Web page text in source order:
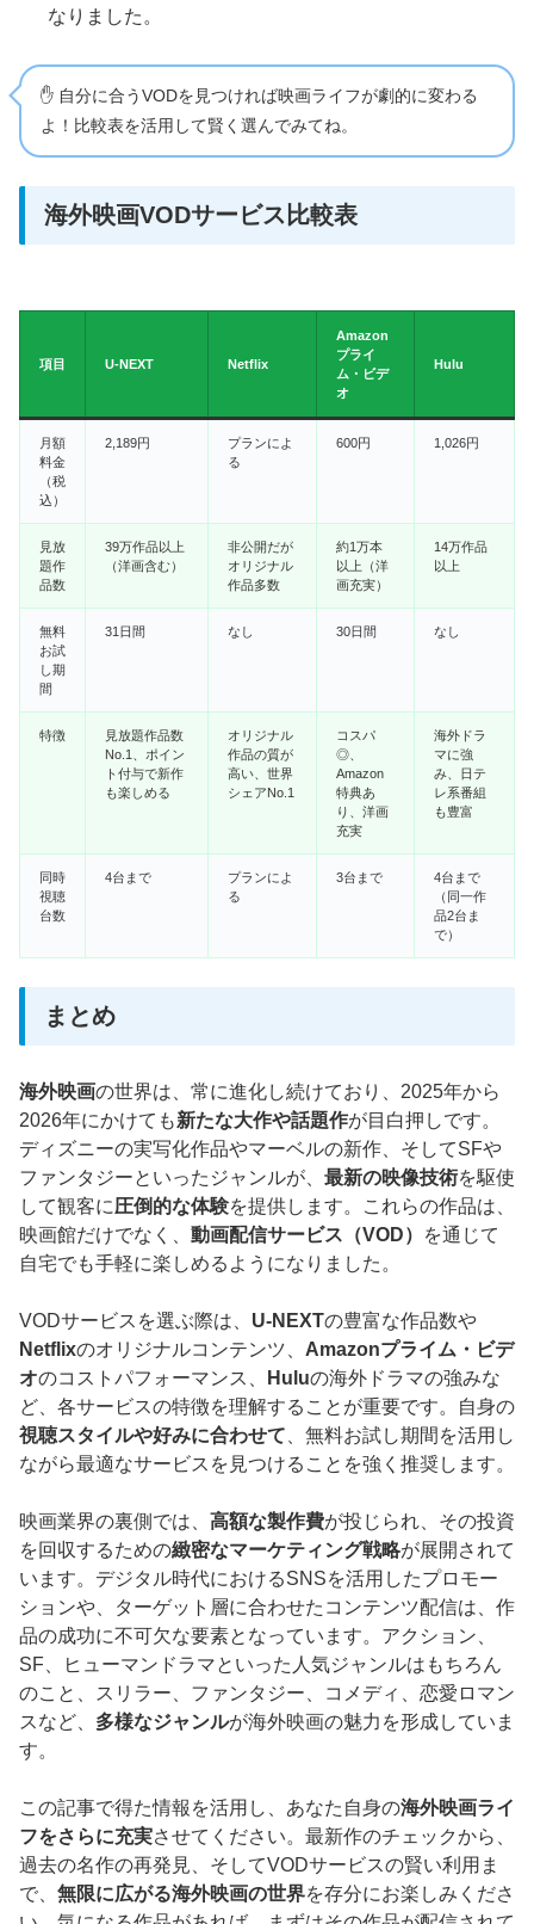
なりました。
✋ 自分に合うVODを見つければ映画ライフが劇的に変わる
よ！比較表を活用して賢く選んでみてね。
海外映画VODサービス比較表
項目 U-NEXT Netflix
Amazon
プライ
ム・ビデ
オ
Hulu
月額
料金
（税
込）
2,189円
プランによ
る
600円 1,026円
見放
題作
品数
39万作品以上
（洋画含む）
非公開だが
オリジナル
作品多数
約1万本
以上（洋
画充実）
14万作品
以上
無料
お試
し期
間
31日間 なし 30日間 なし
特徴
見放題作品数
No.1、ポイン
ト付与で新作
も楽しめる
オリジナル
作品の質が
高い、世界
シェアNo.1
コスパ
◎、
Amazon
特典あ
り、洋画
充実
海外ドラ
マに強
み、日テ
レ系番組
も豊富
同時
視聴
台数
4台まで
プランによ
る
3台まで
4台まで
（同一作
品2台ま
で）
まとめ
海外映画の世界は、常に進化し続けており、2025年から
2026年にかけても新たな大作や話題作が目白押しです。
ディズニーの実写化作品やマーベルの新作、そしてSFや
ファンタジーといったジャンルが、 最新の映像技術を駆使
して観客に圧倒的な体験を提供します。これらの作品は、
映画館だけでなく、 動画配信サービス（VOD）
を通じて
自宅でも手軽に楽しめるようになりました。
VODサービスを選ぶ際は、 U-NEXTの豊富な作品数や
Netflixのオリジナルコンテンツ、 Amazonプライム・ビデ
オのコストパフォーマンス、 Huluの海外ドラマの強みな
ど、各サービスの特徴を理解することが重要です。自身の
視聴スタイルや好みに合わせて、無料お試し期間を活用し
ながら最適なサービスを見つけることを強く推奨します。
映画業界の裏側では、 高額な製作費が投じられ、その投資
を回収するための緻密なマーケティング戦略が展開されて
います。デジタル時代におけるSNSを活用したプロモー
ションや、ターゲット層に合わせたコンテンツ配信は、作
品の成功に不可欠な要素となっています。アクション、
SF、ヒューマンドラマといった人気ジャンルはもちろん
のこと、スリラー、ファンタジー、コメディ、恋愛ロマン
スなど、 多様なジャンルが海外映画の魅力を形成していま
す。
この記事で得た情報を活用し、あなた自身の海外映画ライ
フをさらに充実させてください。最新作のチェックから、
過去の名作の再発見、そしてVODサービスの賢い利用ま
で、 無限に広がる海外映画の世界を存分にお楽しみくださ